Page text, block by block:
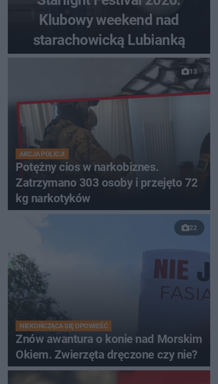
Klubowy weekend nad
starachowicką Lubianką
13
AKCJA POLICJI
Potężny cios w narkobiznes.
Zatrzymano 303 osoby i przejęto 72
kg narkotyków
22
NIEKOŃCZĄCA SIĘ OPOWIEŚĆ
Znów awantura o konie nad Morskim
Okiem. Zwierzęta dręczone czy nie?